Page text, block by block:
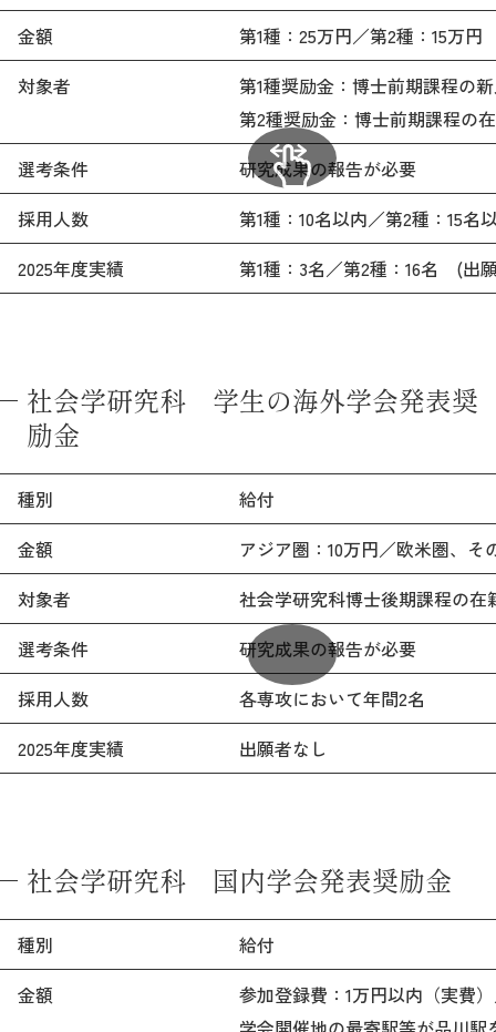
金額
第1種：25万円／第2種：15万円
対象者
第1種奨励金：博士前期課程の
第2種奨励金：博士前期課程の
選考条件
研究成果の報告が必要
採用人数
第1種：10名以内／第2種：15名
2025年度実績
第1種：3名／第2種：16名 (出
社会学研究科 学生の海外学会発表奨
励金
種別
給付
金額
アジア圏：10万円／欧米圏、そ
対象者
社会学研究科博士後期課程の在
選考条件
研究成果の報告が必要
採用人数
各専攻において年間2名
2025年度実績
出願者なし
社会学研究科 国内学会発表奨励金
種別
給付
金額
参加登録費：1万円以内（実費